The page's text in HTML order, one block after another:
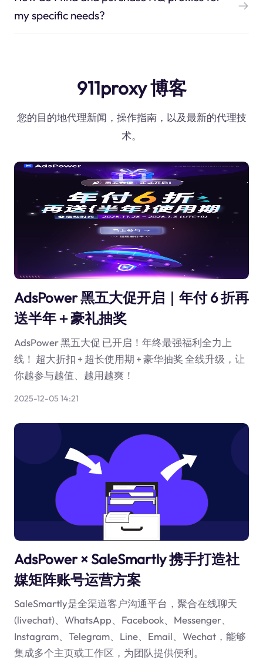
my specific needs?
911proxy 博客
您的目的地代理新闻，操作指南，以及最新的代理技
术。
AdsPower 黑五大促开启｜年付 6 折再
送半年＋豪礼抽奖
AdsPower 黑五大促 已开启！年终最强福利全力上
线！ 超大折扣 + 超长使用期 + 豪华抽奖 全线升级，让
你越参与越值、越用越爽！
2025-12-05 14:21
AdsPower × SaleSmartly 携手打造社
媒矩阵账号运营方案
SaleSmartly是全渠道客户沟通平台，聚合在线聊天
(livechat)、WhatsApp、Facebook、Messenger、
Instagram、Telegram、Line、Email、Wechat，能够
集成多个主页或工作区，为团队提供便利。